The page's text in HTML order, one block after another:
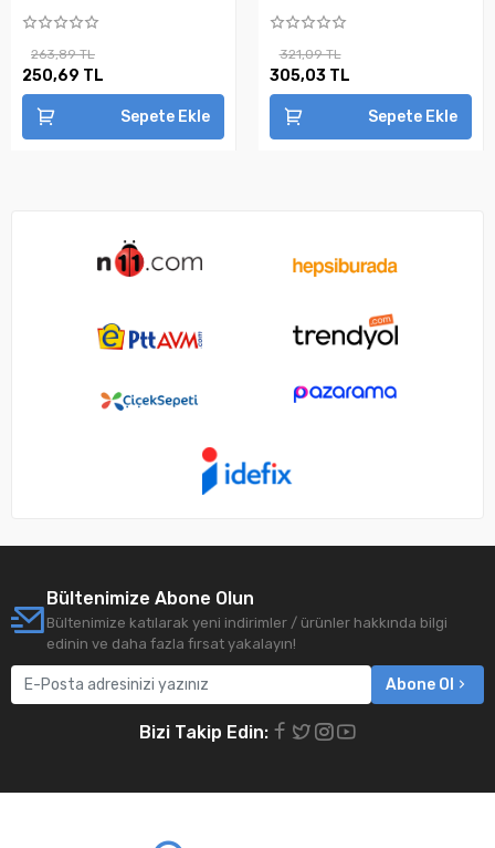
263,89 TL
250,69 TL
Sepete Ekle
321,09 TL
305,03 TL
Sepete Ekle
Bültenimize Abone Olun
Bültenimize katılarak yeni indirimler / ürünler hakkında bilgi
edinin ve daha fazla fırsat yakalayın!
Abone Ol
Bizi Takip Edin: